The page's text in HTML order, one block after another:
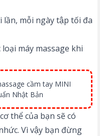
lần, mỗi ngày tập tối đa
loại máy massage khi
cầm tay MINI
Nhật Bản
thể của bạn sẽ có
Vì vậy bạn đừng